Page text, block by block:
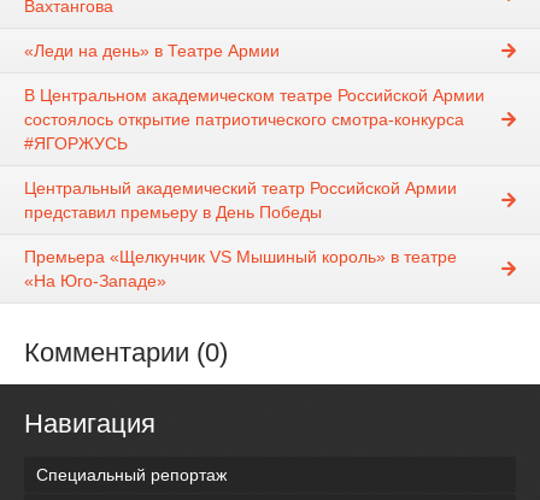
Вахтангова
«Леди на день» в Театре Армии
В Центральном академическом театре Российской Армии
состоялось открытие патриотического смотра-конкурса
#ЯГОРЖУСЬ
Центральный академический театр Российской Армии
представил премьеру в День Победы
Премьера «Щелкунчик VS Мышиный король» в театре
«На Юго-Западе»
Комментарии (0)
Навигация
Специальный репортаж